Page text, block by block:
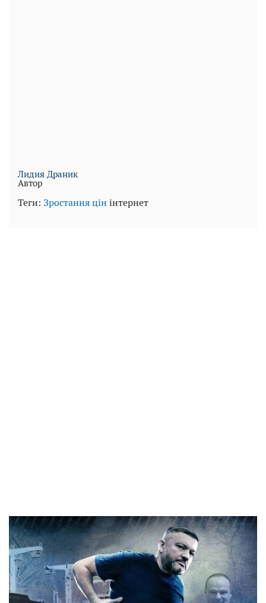
Лидия Драник
Автор
Теги: Зростання цін інтернет